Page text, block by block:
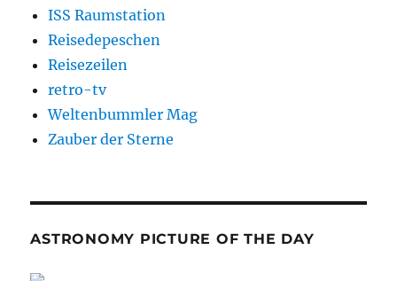
ISS Raumstation
Reisedepeschen
Reisezeilen
retro-tv
Weltenbummler Mag
Zauber der Sterne
ASTRONOMY PICTURE OF THE DAY